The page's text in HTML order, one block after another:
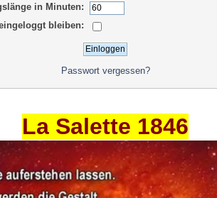
in Minuten:
bleiben:
Passwort vergessen?
La Salette 1846